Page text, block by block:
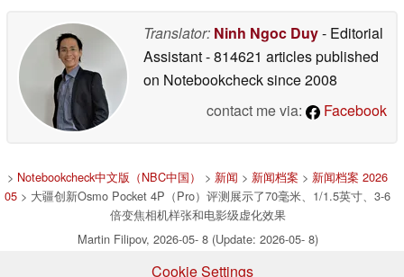
Translator: Ninh Ngoc Duy- Editorial
Assistant- 814621 articles published
on Notebookchecksince 2008
contact me via:
Facebook
> Notebookcheck中文版（NBC中国） > 新闻 > 新闻档案 > 新闻档案 2026
05 > 大疆创新Osmo Pocket 4P（Pro）评测展示了70毫米、1/1.5英寸、3-6
倍变焦相机样张和电影级虚化效果
Martin Filipov, 2026-05- 8 (Update: 2026-05- 8)
Cookie Settings